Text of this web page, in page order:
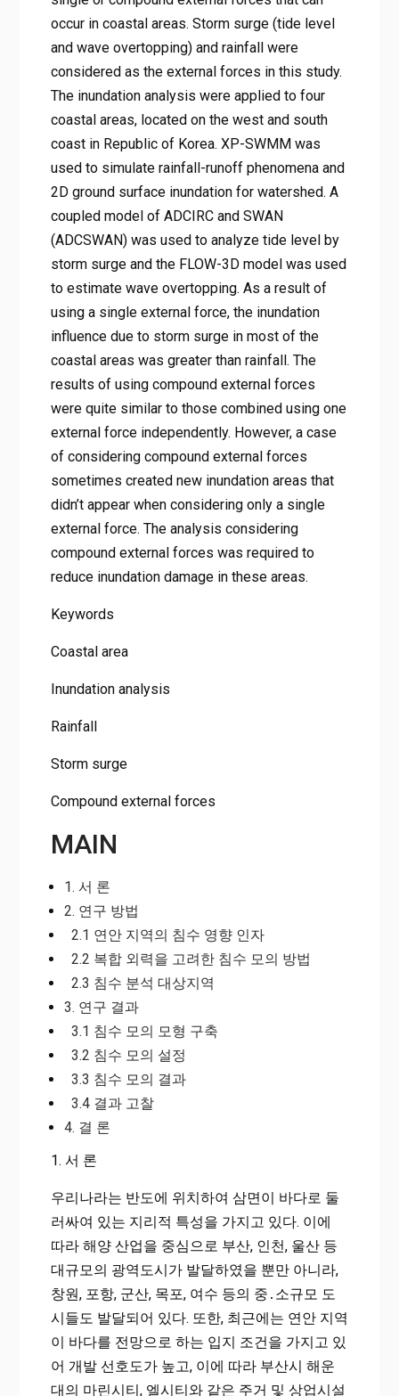
occur in coastal areas. Storm surge (tide level
and wave overtopping) and rainfall were
considered as the external forces in this study.
The inundation analysis were applied to four
coastal areas, located on the west and south
coast in Republic of Korea. XP-SWMM was
used to simulate rainfall-runoff phenomena and
2D ground surface inundation for watershed. A
coupled model of ADCIRC and SWAN
(ADCSWAN) was used to analyze tide level by
storm surge and the FLOW-3D model was used
to estimate wave overtopping. As a result of
using a single external force, the inundation
influence due to storm surge in most of the
coastal areas was greater than rainfall. The
results of using compound external forces
were quite similar to those combined using one
external force independently. However, a case
of considering compound external forces
sometimes created new inundation areas that
didn’t appear when considering only a single
external force. The analysis considering
compound external forces was required to
reduce inundation damage in these areas.
Keywords
Coastal area
Inundation analysis
Rainfall
Storm surge
Compound external forces
MAIN
1. 서 론
2. 연구 방법
2.1 연안 지역의 침수 영향 인자
2.2 복합 외력을 고려한 침수 모의 방법
2.3 침수 분석 대상지역
3. 연구 결과
3.1 침수 모의 모형 구축
3.2 침수 모의 설정
3.3 침수 모의 결과
3.4 결과 고찰
4. 결 론
1. 서 론
우리나라는 반도에 위치하여 삼면이 바다로 둘
러싸여 있는 지리적 특성을 가지고 있다. 이에
따라 해양 산업을 중심으로 부산, 인천, 울산 등
대규모의 광역도시가 발달하였을 뿐만 아니라,
창원, 포항, 군산, 목포, 여수 등의 중․소규모 도
시들도 발달되어 있다. 또한, 최근에는 연안 지역
이 바다를 전망으로 하는 입지 조건을 가지고 있
어 개발 선호도가 높고, 이에 따라 부산시 해운
대의 마린시티, 엘시티와 같은 주거 및 상업시설